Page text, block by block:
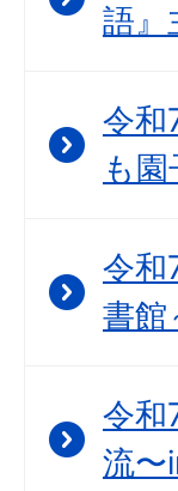
語』
令和
も
令和
書館
令和
流〜